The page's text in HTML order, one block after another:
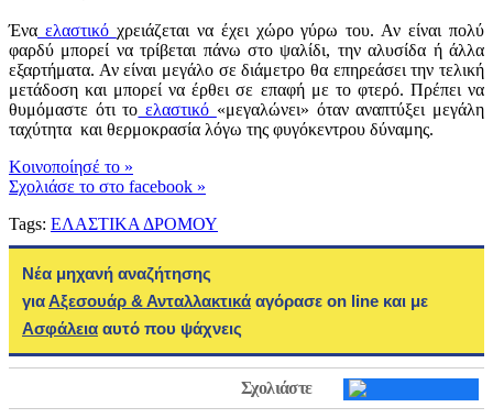
Ένα ελαστικό χρειάζεται να έχει χώρο γύρω του. Αν είναι πολύ
φαρδύ μπορεί να τρίβεται πάνω στο ψαλίδι, την αλυσίδα ή άλλα
εξαρτήματα. Αν είναι μεγάλο σε διάμετρο θα επηρεάσει την τελική
μετάδοση και μπορεί να έρθει σε επαφή με το φτερό. Πρέπει να
θυμόμαστε ότι το ελαστικό «μεγαλώνει» όταν αναπτύξει μεγάλη
ταχύτητα και θερμοκρασία λόγω της φυγόκεντρου δύναμης.
Kοινοποίησέ το »
Σχολιάσε το στο facebook »
Tags: ΕΛΑΣΤΙΚΑ ΔΡΟΜΟΥ
Νέα μηχανή αναζήτησης
γιαΑξεσουάρ & Ανταλλακτικά αγόρασε on line και με
Ασφάλεια αυτό που ψάχνεις
Σχολιάστε